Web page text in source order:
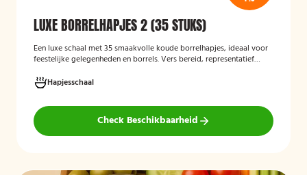
LUXE BORRELHAPJES 2 (35 STUKS)
Een luxe schaal met 35 smaakvolle koude borrelhapjes, ideaal voor
feestelijke gelegenheden en borrels. Vers bereid, representatief
Hapjesschaal
Check Beschikbaarheid